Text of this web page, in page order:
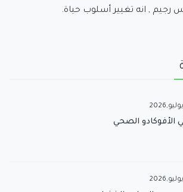
رجيم , انه تغيير أسلوب حياة.
الأفوكادو الصحي